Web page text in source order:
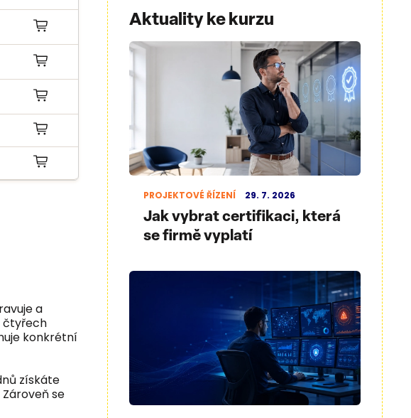
a
čtyřech
konkrétní
získáte
se
Aktuality ke kurzu
PROJEKTOVÉ ŘÍZENÍ 29. 7. 2026
Jak vybrat certifikaci, která
se firmě vyplatí